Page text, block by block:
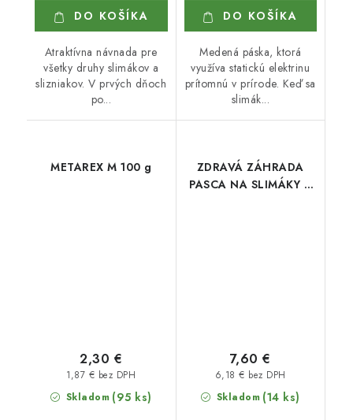
DO KOŠÍKA
Atraktívna návnada pre
všetky druhy slimákov a
slizniakov. V prvých dňoch
po...
DO KOŠÍKA
Medená páska, ktorá
využíva statickú elektrinu
prítomnú v prírode. Keď sa
slimák...
METAREX M 100 g
Skladom (95 ks)
1,87 € bez DPH
2,30 €
ZDRAVÁ ZÁHRADA
PASCA NA SLIMÁKY 2
Skladom (14 ks)
6,18 € bez DPH
7,60 €